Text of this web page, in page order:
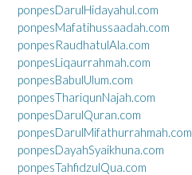
ponpesDarulHidayahul.com
ponpesMafatihussaadah.com
ponpesRaudhatulAla.com
ponpesLiqaurrahmah.com
ponpesBabulUlum.com
ponpesThariqunNajah.com
ponpesDarulQuran.com
ponpesDarulMifathurrahmah.com
ponpesDayahSyaikhuna.com
ponpesTahfidzulQua.com